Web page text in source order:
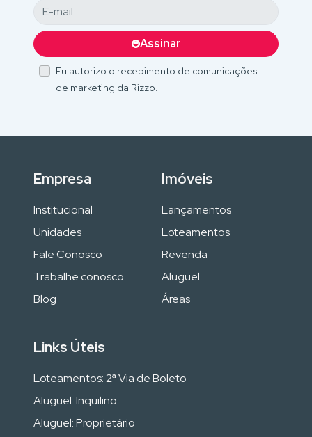
Assinar
Eu autorizo o recebimento de comunicações
de marketing da Rizzo.
Empresa
Institucional
Unidades
Fale Conosco
Trabalhe conosco
Blog
Imóveis
Lançamentos
Loteamentos
Revenda
Aluguel
Áreas
Links Úteis
Loteamentos: 2ª Via de Boleto
Aluguel: Inquilino
Aluguel: Proprietário